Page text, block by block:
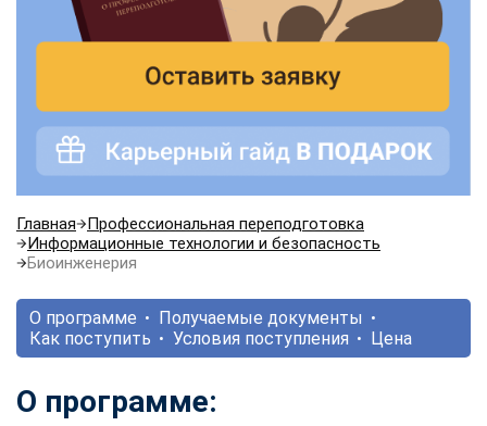
Главная
Профессиональная переподготовка
Информационные технологии и безопасность
Биоинженерия
О программе
Получаемые документы
Как поступить
Условия поступления Цена
О программе: